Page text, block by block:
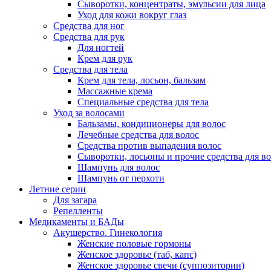
Сыворотки, концентраты, эмульсии для лица
Уход для кожи вокруг глаз
Средства для ног
Средства для рук
Для ногтей
Крем для рук
Средства для тела
Крем для тела, лосьон, бальзам
Массажные крема
Специальные средства для тела
Уход за волосами
Бальзамы, кондиционеры для волос
Лечебные средства для волос
Средства против выпадения волос
Сыворотки, лосьоны и прочие средства для
Шампунь для волос
Шампунь от перхоти
Летние серии
Для загара
Репелленты
Медикаменты и БАДы
Акушерство. Гинекология
Женские половые гормоны
Женское здоровье (таб, капс)
Женское здоровье свечи (суппозитории)